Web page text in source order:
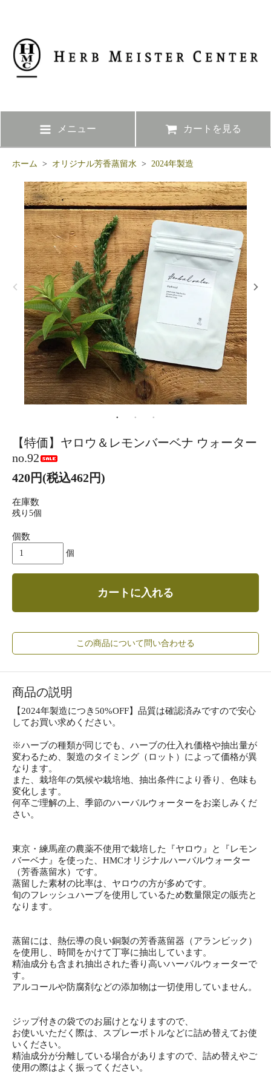
メニュー カートを見る
ホーム > オリジナル芳香蒸留水 > 2024年製造
【特価】ヤロウ＆レモンバーベナ ウォーター
no.92
420円(税込462円)
在庫数
残り5個
個数
個
カートに入れる
この商品について問い合わせる
商品の説明
【2024年製造につき50%OFF】品質は確認済みですので安心
してお買い求めください。
※ハーブの種類が同じでも、ハーブの仕入れ価格や抽出量が
変わるため、製造のタイミング（ロット）によって価格が異
なります。
また、栽培年の気候や栽培地、抽出条件により香り、色味も
変化します。
何卒ご理解の上、季節のハーバルウォーターをお楽しみくだ
さい。
東京・練馬産の農薬不使用で栽培した『ヤロウ』と『レモン
バーベナ』を使った、HMCオリジナルハーバルウォーター
（芳香蒸留水）です。
蒸留した素材の比率は、ヤロウの方が多めです。
旬のフレッシュハーブを使用しているため数量限定の販売と
なります。
蒸留には、熱伝導の良い銅製の芳香蒸留器（アランビック）
を使用し、時間をかけて丁寧に抽出しています。
精油成分も含まれ抽出された香り高いハーバルウォーターで
す。
アルコールや防腐剤などの添加物は一切使用していません。
ジップ付きの袋でのお届けとなりますので、
お使いいただく際は、スプレーボトルなどに詰め替えてお使
いください。
精油成分が分離している場合がありますので、詰め替えやご
使用の際はよく振ってください。